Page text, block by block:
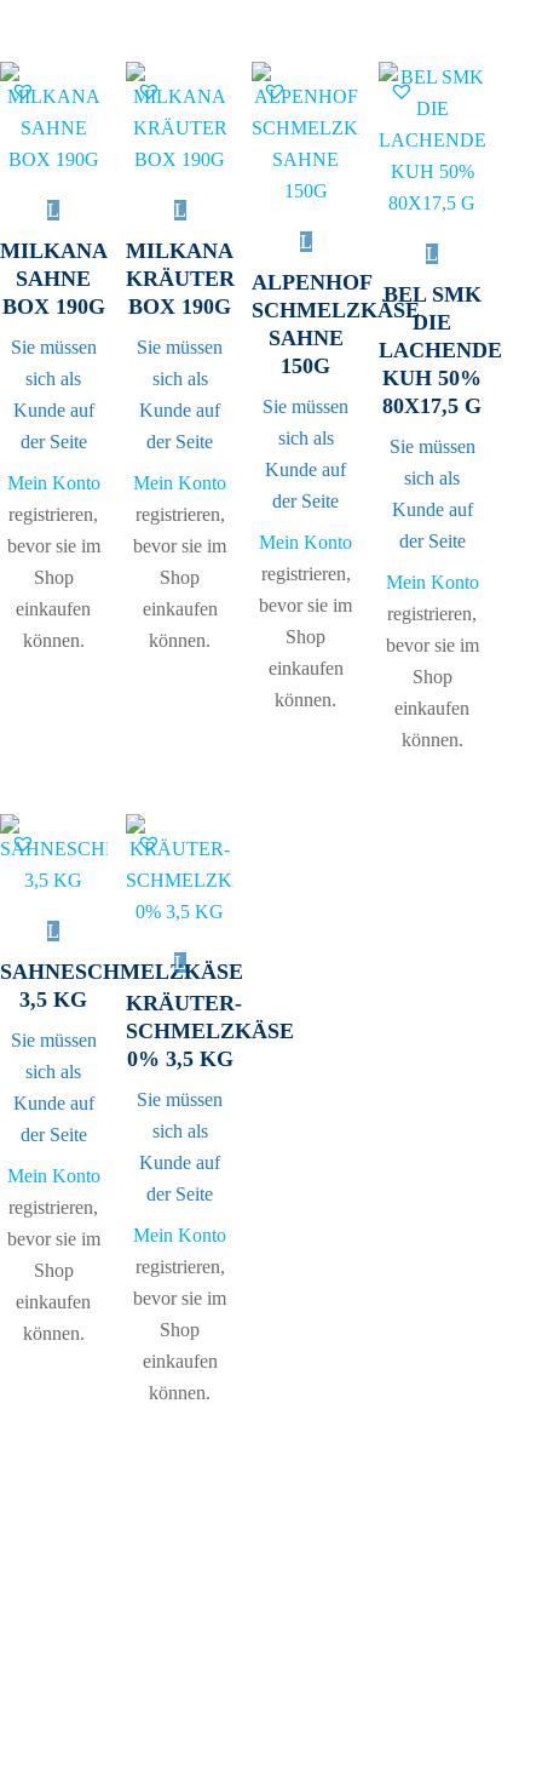
MILKANA
SAHNE
BOX 190G
Sie müssen
sich als
Kunde auf
der Seite
Mein Konto
registrieren,
bevor sie im
Shop
einkaufen
können.
MILKANA
KRÄUTER
BOX 190G
Sie müssen
sich als
Kunde auf
der Seite
Mein Konto
registrieren,
bevor sie im
Shop
einkaufen
können.
ALPENHOF
SCHMELZKÄSE
SAHNE
150G
Sie müssen
sich als
Kunde auf
der Seite
Mein Konto
registrieren,
bevor sie im
Shop
einkaufen
können.
BEL SMK
DIE
LACHENDE
KUH 50%
80X17,5 G
Sie müssen
sich als
Kunde auf
der Seite
Mein Konto
registrieren,
bevor sie im
Shop
einkaufen
können.
SAHNESCHMELZKÄSE
3,5 KG
Sie müssen
sich als
Kunde auf
der Seite
Mein Konto
registrieren,
bevor sie im
Shop
einkaufen
können.
KRÄUTER-
SCHMELZKÄSE
0% 3,5 KG
Sie müssen
sich als
Kunde auf
der Seite
Mein Konto
registrieren,
bevor sie im
Shop
einkaufen
können.